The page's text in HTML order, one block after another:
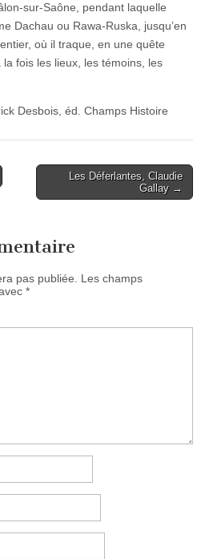
sur-Saône, pendant laquelle
Dachau ou Rawa-Ruska, jusqu’en
où il traque, en une quête
fois les lieux, les témoins, les
Desbois, éd. Champs Histoire
Les Déferlantes, Claudie
Gallay →
pas publiée.
Les champs
*